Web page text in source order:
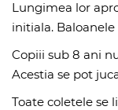
Lungimea lor
initiala.
Copiii sub 8 ani
Acestia se pot
Toate coletele se